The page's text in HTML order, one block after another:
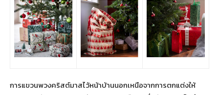
การแขวนพวงคริสต์มาสไว้หน้าบ้านนอกเหนือจากการตกแต่งให้